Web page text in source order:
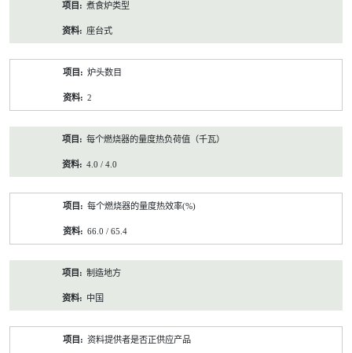
煮食炉类型
座台式
炉头数目
2
每个燃烧器的量度热负荷值（千瓦）
4.0 / 4.0
每个燃烧器的量度热效率(%)
66.0 / 65.4
制造地方
中国
资料提供者是否正供应产品